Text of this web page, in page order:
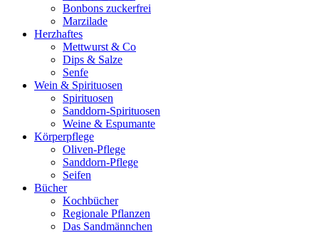
Bonbons zuckerfrei
Marzilade
Herzhaftes
Mettwurst & Co
Dips & Salze
Senfe
Wein & Spirituosen
Spirituosen
Sanddorn-Spirituosen
Weine & Espumante
Körperpflege
Oliven-Pflege
Sanddorn-Pflege
Seifen
Bücher
Kochbücher
Regionale Pflanzen
Das Sandmännchen